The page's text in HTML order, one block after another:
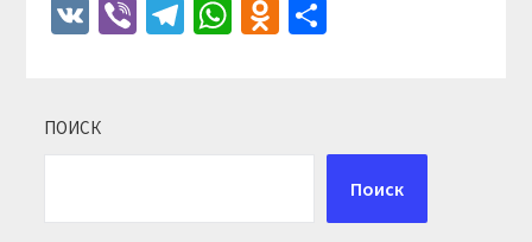
VKViberTelegram
WhatsApp
Odnoklassniki
Отправить
ПОИСК
Поиск